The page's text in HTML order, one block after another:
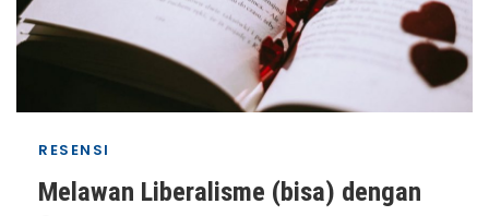
RESENSI
Melawan Liberalisme (bisa) dengan